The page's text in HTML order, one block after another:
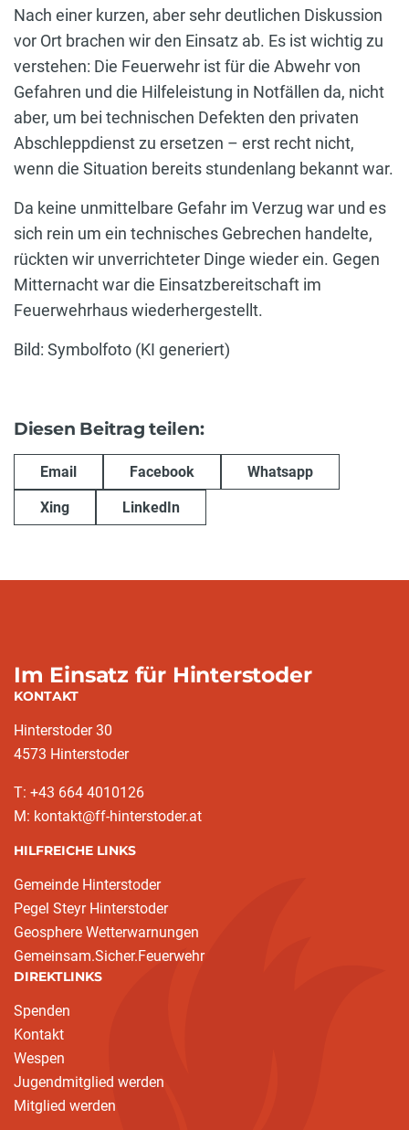
Nach einer kurzen, aber sehr deutlichen Diskussion
vor Ort brachen wir den Einsatz ab. Es ist wichtig zu
verstehen: Die Feuerwehr ist für die Abwehr von
Gefahren und die Hilfeleistung in Notfällen da, nicht
aber, um bei technischen Defekten den privaten
Abschleppdienst zu ersetzen – erst recht nicht,
wenn die Situation bereits stundenlang bekannt war.
Da keine unmittelbare Gefahr im Verzug war und es
sich rein um ein technisches Gebrechen handelte,
rückten wir unverrichteter Dinge wieder ein. Gegen
Mitternacht war die Einsatzbereitschaft im
Feuerwehrhaus wiederhergestellt.
Bild: Symbolfoto (KI generiert)
Diesen Beitrag teilen:
Email Facebook Whatsapp
Xing LinkedIn
Im Einsatz für Hinterstoder
KONTAKT
Hinterstoder 30
4573 Hinterstoder
T: +43 664 4010126
M: kontakt@ff-hinterstoder.at
HILFREICHE LINKS
Gemeinde Hinterstoder
Pegel Steyr Hinterstoder
Geosphere Wetterwarnungen
Gemeinsam.Sicher.Feuerwehr
DIREKTLINKS
Spenden
Kontakt
Wespen
Jugendmitglied werden
Mitglied werden